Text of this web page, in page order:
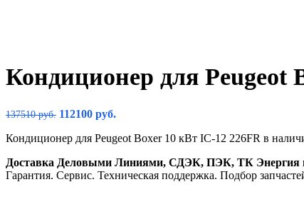
Кондиционер для Peugeot
137510руб. 112100 руб.
Кондиционер для Peugeot Boxer 10 кВт IC-12 226FR в
Доставка Деловыми Линиями, СДЭК, ПЭК, ТК Энергия
Гарантия. Сервис. Техническая поддержка. Подбор